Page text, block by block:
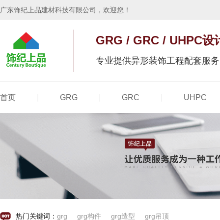
广东饰纪上品建材科技有限公司，欢迎您！
GRG / GRC / UHPC设
专业提供异形装饰工程配套服务
热门关键词： grg grg构件 grg造型 grg吊顶